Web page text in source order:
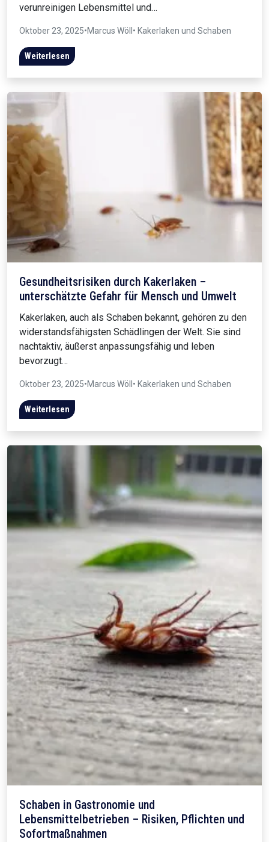
verunreinigen Lebensmittel und…
Oktober 23, 2025•Marcus Wöll • Kakerlaken und Schaben
Weiterlesen
Gesundheitsrisiken durch Kakerlaken –
unterschätzte Gefahr für Mensch und Umwelt
Kakerlaken, auch als Schaben bekannt, gehören zu den
widerstandsfähigsten Schädlingen der Welt. Sie sind
nachtaktiv, äußerst anpassungsfähig und leben
bevorzugt…
Oktober 23, 2025•Marcus Wöll • Kakerlaken und Schaben
Weiterlesen
Schaben in Gastronomie und
Lebensmittelbetrieben – Risiken, Pflichten und
Sofortmaßnahmen